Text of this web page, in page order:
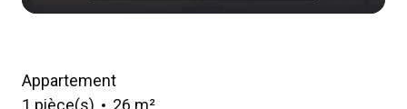
Appartement
1 pièce(s)
26 m²